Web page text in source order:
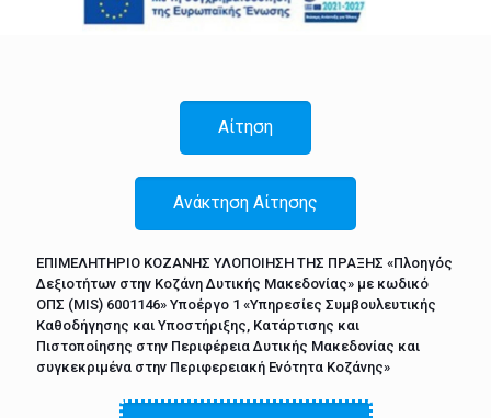
Αίτηση
Ανάκτηση Αίτησης
ΕΠΙΜΕΛΗΤΗΡΙΟ ΚΟΖΑΝΗΣ ΥΛΟΠΟΙΗΣΗ ΤΗΣ ΠΡΑΞΗΣ «Πλοηγός
Δεξιοτήτων στην Κοζάνη Δυτικής Μακεδονίας» με κωδικό
ΟΠΣ (MIS) 6001146» Υποέργο 1 «Υπηρεσίες Συμβουλευτικής
Καθοδήγησης και Υποστήριξης, Κατάρτισης και
Πιστοποίησης στην Περιφέρεια Δυτικής Μακεδονίας και
συγκεκριμένα στην Περιφερειακή Ενότητα Κοζάνης»